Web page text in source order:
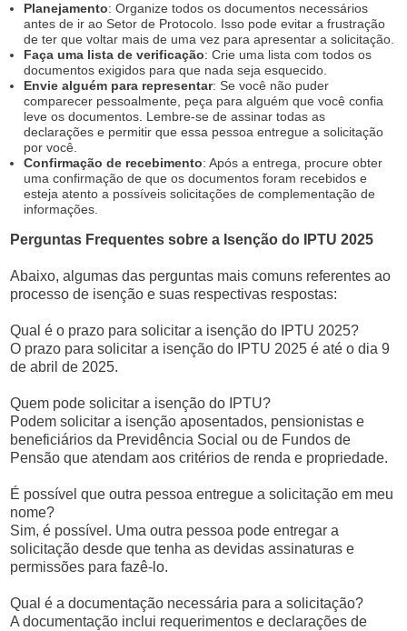
Planejamento: Organize todos os documentos necessários
antes de ir ao Setor de Protocolo. Isso pode evitar a frustração
de ter que voltar mais de uma vez para apresentar a solicitação.
Faça uma lista de verificação: Crie uma lista com todos os
documentos exigidos para que nada seja esquecido.
Envie alguém para representar: Se você não puder
comparecer pessoalmente, peça para alguém que você confia
leve os documentos. Lembre-se de assinar todas as
declarações e permitir que essa pessoa entregue a solicitação
por você.
Confirmação de recebimento: Após a entrega, procure obter
uma confirmação de que os documentos foram recebidos e
esteja atento a possíveis solicitações de complementação de
informações.
Perguntas Frequentes sobre a Isenção do IPTU 2025
Abaixo, algumas das perguntas mais comuns referentes ao
processo de isenção e suas respectivas respostas:
Qual é o prazo para solicitar a isenção do IPTU 2025?
O prazo para solicitar a isenção do IPTU 2025 é até o dia 9
de abril de 2025.
Quem pode solicitar a isenção do IPTU?
Podem solicitar a isenção aposentados, pensionistas e
beneficiários da Previdência Social ou de Fundos de
Pensão que atendam aos critérios de renda e propriedade.
É possível que outra pessoa entregue a solicitação em meu
nome?
Sim, é possível. Uma outra pessoa pode entregar a
solicitação desde que tenha as devidas assinaturas e
permissões para fazê-lo.
Qual é a documentação necessária para a solicitação?
A documentação inclui requerimentos e declarações de